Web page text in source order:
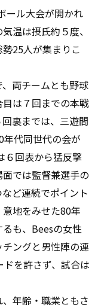
ール大会が開かれ
温は摂氏約５度、
25人が集まりこ
両チームとも野球
は７回までの本戦
裏までは、三遊間
代同世代の会が
６回表から猛反撃
では監督兼選手の
ど連続でポイント
地をみせた80年
も、Beesの女性
ングと男性陣の連
を許さず、試合は
年齢・職業ともさ